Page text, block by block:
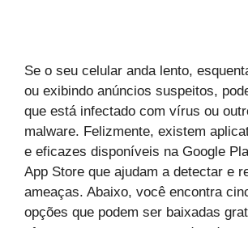
Se o seu celular anda lento,
ou exibindo anúncios suspeitos,
que está infectado com vírus ou
malware. Felizmente, existem
e eficazes disponíveis na Google
App Store que ajudam a detectar e
ameaças. Abaixo, você encontra
opções que podem ser baixadas